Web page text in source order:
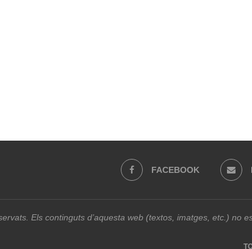
FACEBOOK
Els continguts d’aquesta web (textos, imatges, etc.) no